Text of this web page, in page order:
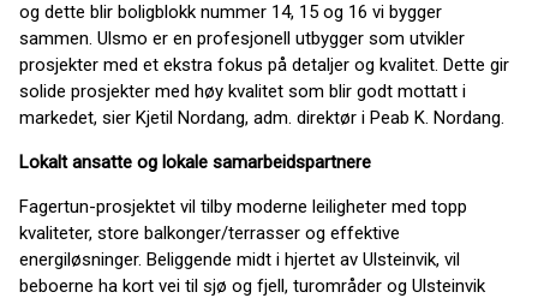
og dette blir boligblokk nummer 14, 15 og 16 vi bygger
sammen. Ulsmo er en profesjonell utbygger som utvikler
prosjekter med et ekstra fokus på detaljer og kvalitet. Dette gir
solide prosjekter med høy kvalitet som blir godt mottatt i
markedet, sier Kjetil Nordang, adm. direktør i Peab K. Nordang.
Lokalt ansatte og lokale samarbeidspartnere
Fagertun-prosjektet vil tilby moderne leiligheter med topp
kvaliteter, store balkonger/terrasser og effektive
energiløsninger. Beliggende midt i hjertet av Ulsteinvik, vil
beboerne ha kort vei til sjø og fjell, turområder og Ulsteinvik